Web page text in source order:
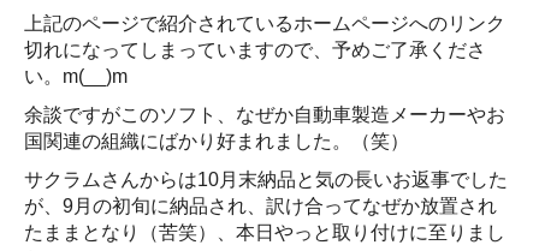
上記のページで紹介されているホームページへのリンク
切れになってしまっていますので、予めご了承くださ
い。m(__)m
余談ですがこのソフト、なぜか自動車製造メーカーやお
国関連の組織にばかり好まれました。（笑）
サクラムさんからは10月末納品と気の長いお返事でした
が、9月の初旬に納品され、訳け合ってなぜか放置され
たままとなり（苦笑）、本日やっと取り付けに至りまし